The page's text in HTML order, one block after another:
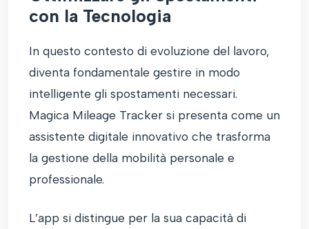
con la Tecnologia
In questo contesto di evoluzione del lavoro,
diventa fondamentale gestire in modo
intelligente gli spostamenti necessari.
Magica Mileage Tracker si presenta come un
assistente digitale innovativo che trasforma
la gestione della mobilità personale e
professionale.
L’app si distingue per la sua capacità di